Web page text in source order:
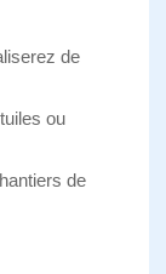
de
ou
de